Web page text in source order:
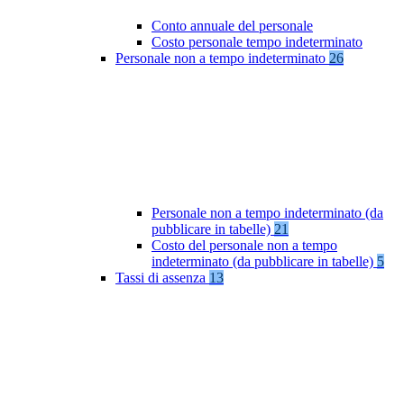
Conto annuale del personale
Costo personale tempo indeterminato
Personale non a tempo indeterminato 26
Personale non a tempo indeterminato (da
pubblicare in tabelle) 21
Costo del personale non a tempo
indeterminato (da pubblicare in tabelle) 5
Tassi di assenza 13